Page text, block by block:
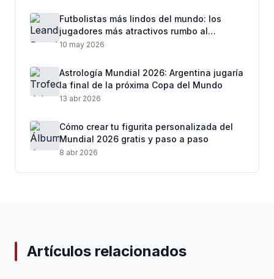
Futbolistas más lindos del mundo: los
jugadores más atractivos rumbo al
Mundial 2026
10 may 2026
Astrología Mundial 2026: Argentina jugaría
la final de la próxima Copa del Mundo
13 abr 2026
Cómo crear tu figurita personalizada del
Mundial 2026 gratis y paso a paso
8 abr 2026
Artículos relacionados